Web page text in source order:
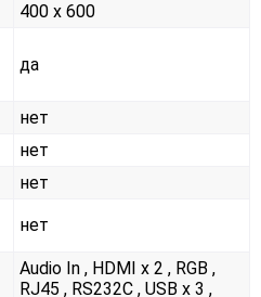
400 x 600
да
нет
нет
нет
нет
Audio In , HDMI x 2 , RGB ,
RJ45 , RS232С , USB x 3 ,